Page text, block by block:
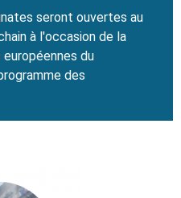
seront ouvertes au
à l'occasion de la
du
des